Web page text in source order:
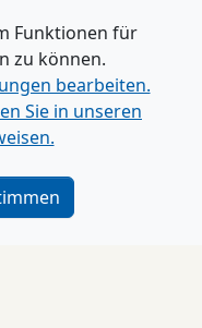
Funktionen für
zu können.
bearbeiten.
Sie in unseren